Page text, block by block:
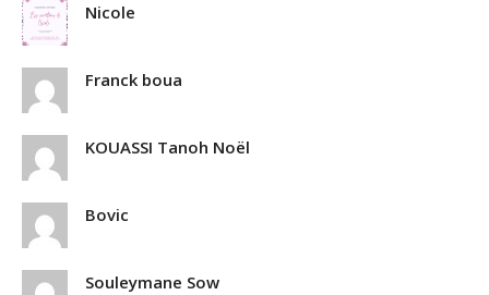
Nicole
Franck boua
KOUASSI Tanoh Noël
Bovic
Souleymane Sow